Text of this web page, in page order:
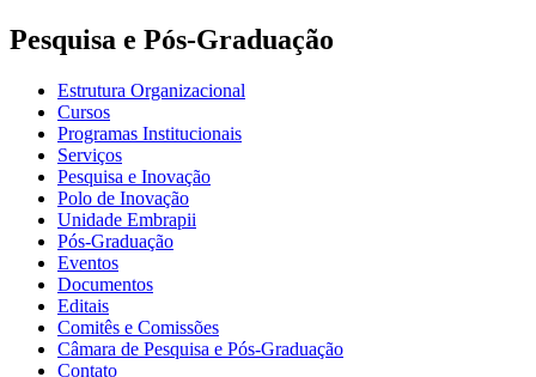
Pesquisa e Pós-Graduação
Estrutura Organizacional
Cursos
Programas Institucionais
Serviços
Pesquisa e Inovação
Polo de Inovação
Unidade Embrapii
Pós-Graduação
Eventos
Documentos
Editais
Comitês e Comissões
Câmara de Pesquisa e Pós-Graduação
Contato